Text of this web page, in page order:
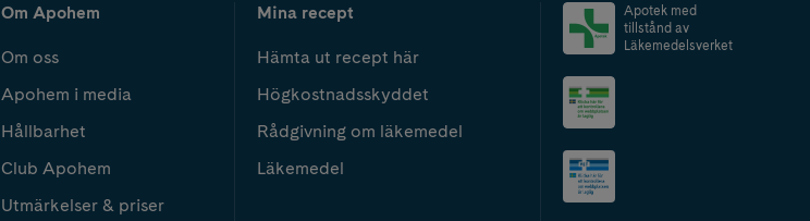
Om Apohem
Om oss
Apohem i media
Hållbarhet
Club Apohem
Utmärkelser & priser
Mina recept
Hämta ut recept här
Högkostnadsskyddet
Rådgivning om läkemedel
Läkemedel
Apotek med
tillstånd av
Läkemedelsverket